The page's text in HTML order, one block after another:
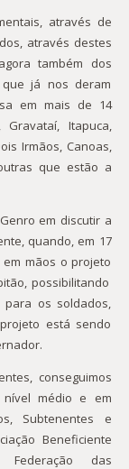
através de
através destes
também dos
já nos deram
em mais de 14
Itapuca,
Irmãos, Canoas,
que estão a
em discutir a
quando, em 17
mãos o projeto
possibilitando
os soldados,
está sendo
conseguimos
nível médio e em
Subtenentes e
Beneficiente
das